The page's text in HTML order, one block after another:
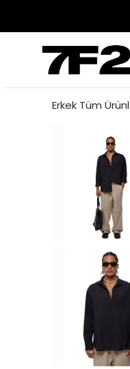
Erkek Tüm